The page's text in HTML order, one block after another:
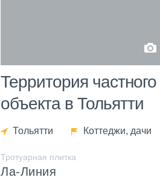
Территория частного
объекта в Тольятти
Тольятти Коттеджи, дачи
Тротуарная плитка
Ла-Линия